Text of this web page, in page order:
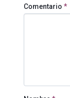
Comentario *